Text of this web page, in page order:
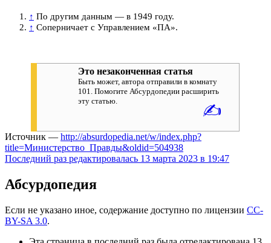
↑ По другим данным — в 1949 году.
↑ Соперничает с Управлением «ПА».
Это незаконченная статья
Быть может, автора отправили в комнату
101. Помогите Абсурдопедии расширить
эту статью.
✍
Источник — http://absurdopedia.net/w/index.php?
title=Министерство_Правды&oldid=504938
Последний раз редактировалась 13 марта 2023 в 19:47
Абсурдопедия
Если не указано иное, содержание доступно по лицензии CC-
BY-SA 3.0.